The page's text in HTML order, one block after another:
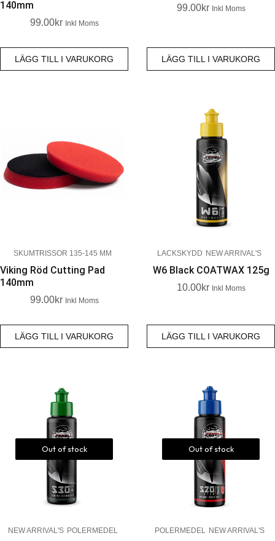
140mm
99.00Kr Inkl Moms
LÄGG TILL I VARUKORG
99.00Kr Inkl Moms
LÄGG TILL I VARUKORG
SKUMTRISSOR 135-145 MM
Viking Röd Cutting Pad
140mm
99.00Kr Inkl Moms
LÄGG TILL I VARUKORG
LACKSKYDD NEW ARRIVAL'S
W6 Black COATWAX 125g
10.00Kr Inkl Moms
LÄGG TILL I VARUKORG
Out of stock
NEW ARRIVAL'S POLERMEDEL
Out of stock
POLERMEDEL NEW ARRIVAL'S